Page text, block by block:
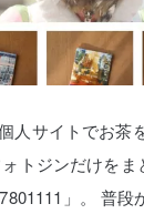
人サイトでお茶
トジンだけをま
」。
普段